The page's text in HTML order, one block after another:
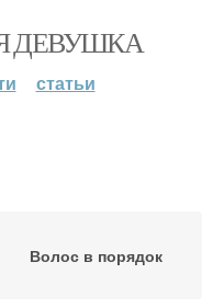
ДЕВУШКА
статьи
Волос в порядок